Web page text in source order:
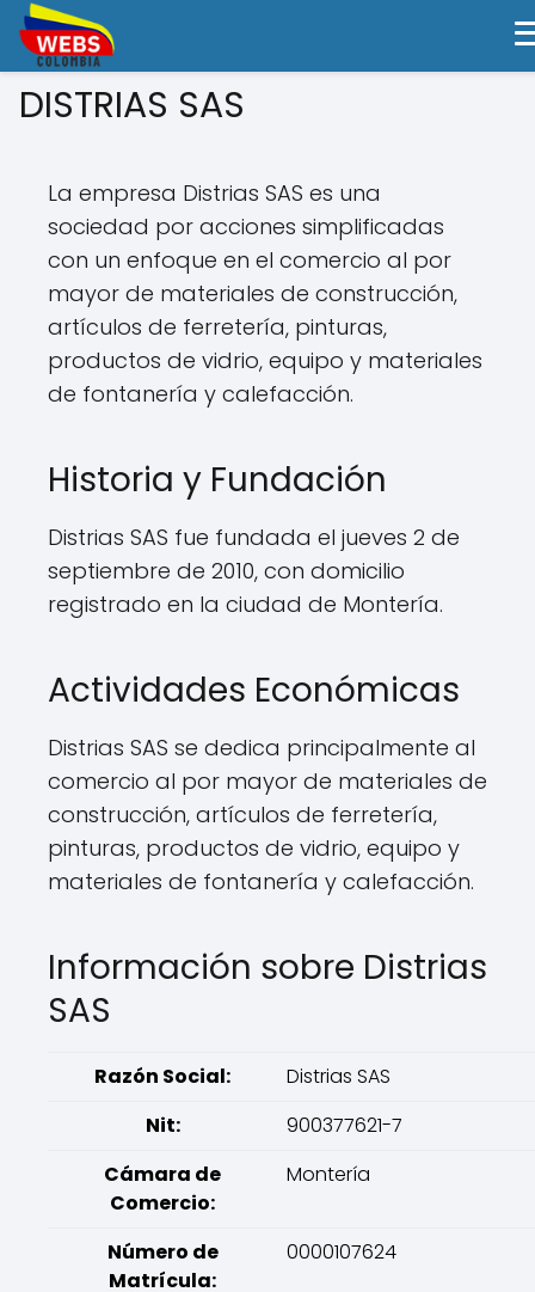
DISTRIAS SAS
La empresa Distrias SAS es una
sociedad por acciones simplificadas
con un enfoque en el comercio al por
mayor de materiales de construcción,
artículos de ferretería, pinturas,
productos de vidrio, equipo y materiales
de fontanería y calefacción.
Historia y Fundación
Distrias SAS fue fundada el jueves 2 de
septiembre de 2010, con domicilio
registrado en la ciudad de Montería.
Actividades Económicas
Distrias SAS se dedica principalmente al
comercio al por mayor de materiales de
construcción, artículos de ferretería,
pinturas, productos de vidrio, equipo y
materiales de fontanería y calefacción.
Información sobre Distrias
SAS
Razón Social:
Distrias SAS
Nit:
900377621-7
Cámara de
Comercio:
Montería
Número de
Matrícula:
0000107624